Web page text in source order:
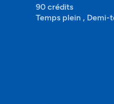
90 crédits
Temps plein , Demi-